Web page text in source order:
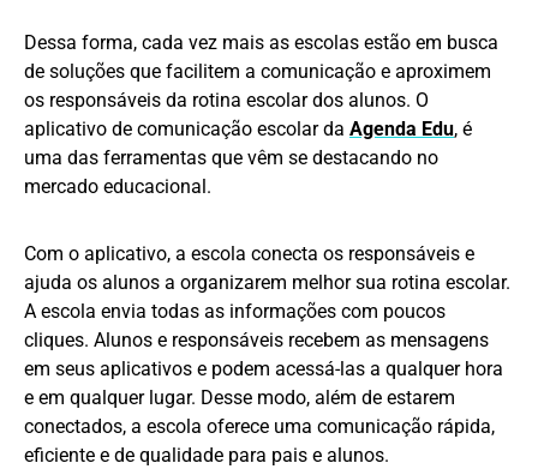
Dessa forma, cada vez mais as escolas estão em busca
de soluções que facilitem a comunicação e aproximem
os responsáveis da rotina escolar dos alunos. O
aplicativo de comunicação escolar da Agenda Edu, é
uma das ferramentas que vêm se destacando no
mercado educacional.
Com o aplicativo, a escola conecta os responsáveis e
ajuda os alunos a organizarem melhor sua rotina escolar.
A escola envia todas as informações com poucos
cliques. Alunos e responsáveis recebem as mensagens
em seus aplicativos e podem acessá-las a qualquer hora
e em qualquer lugar. Desse modo, além de estarem
conectados, a escola oferece uma comunicação rápida,
eficiente e de qualidade para pais e alunos.